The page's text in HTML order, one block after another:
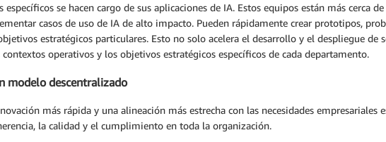
se hacen cargo de sus aplicaciones de IA. Estos equipos están más cerca
casos de uso de IA de alto impacto. Pueden rápidamente crear prototipos,
estratégicos particulares. Esto no solo acelera el desarrollo y el despliegue
operativos y los objetivos estratégicos específicos de cada departamento.
modelo descentralizado
más rápida y una alineación más estrecha con las necesidades empresariales
la calidad y el cumplimiento en toda la organización.